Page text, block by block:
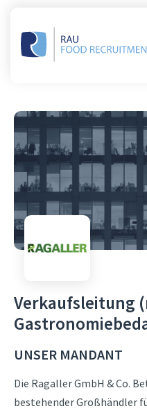
Verkaufsleitung
UNSER MANDANT
Die Ragaller GmbH & Co.
bestehender Großhändler